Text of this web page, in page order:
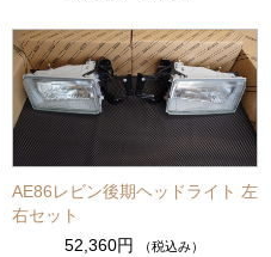
AE86レビン後期ヘッドライト 左
右セット
52,360円
（税込み）